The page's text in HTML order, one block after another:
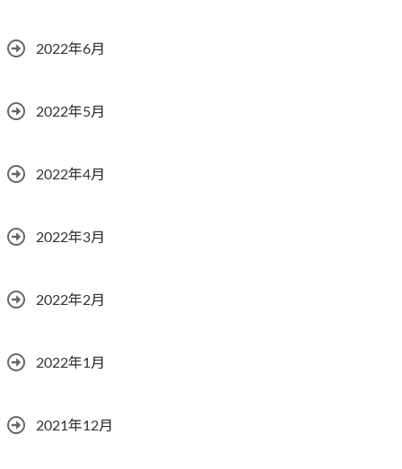
2022年6月
2022年5月
2022年4月
2022年3月
2022年2月
2022年1月
2021年12月